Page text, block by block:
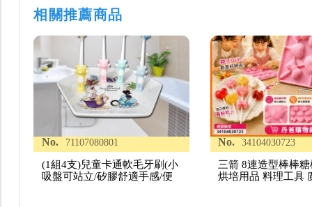
相關推薦商品
No. 71107080801
(1組4支)兒童卡通軟毛牙刷(小
吸盤可站立/矽膠舒適手感/便
No. 34104030723
三箭 8連造型棒棒糖
烘培用品 料理工具